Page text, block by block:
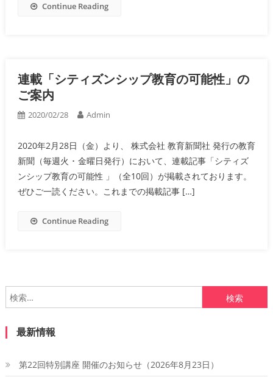
Continue Reading
連載「シティズンシップ教育の可能性」の
ご案内
2020/02/28 Admin
2020年2月28日（金）より、 株式会社 教育新聞社 発行の教育
新聞（毎週火 ･ 金曜日発行）において、連載記事「シティズ
ンシップ教育の可能性 」（全10回）が掲載されております。
ぜひご一読ください。これまでの掲載記事 […]
Continue Reading
索:
最新情報
第22回特別講座 開催のお知らせ（2026年8月23日）